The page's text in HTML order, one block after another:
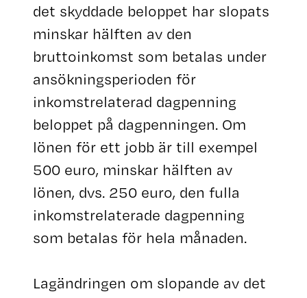
det skyddade beloppet har slopats
minskar hälften av den
bruttoinkomst som betalas under
ansökningsperioden för
inkomstrelaterad dagpenning
beloppet på dagpenningen. Om
lönen för ett jobb är till exempel
500 euro, minskar hälften av
lönen, dvs. 250 euro, den fulla
inkomstrelaterade dagpenning
som betalas för hela månaden.
Lagändringen om slopande av det